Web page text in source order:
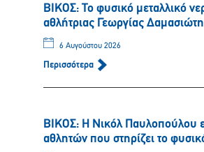
ΒΙΚΟΣ: Το φυσικό μεταλλικό
αθλήτριας Γεωργίας Δαμασιώτη
6 Αυγούστου 2026
Περισσότερα
ΒΙΚΟΣ: Η Νικόλ Παυλοπούλου
αθλητών που στηρίζει το